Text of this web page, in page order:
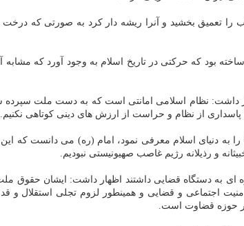
را تعمیق بخشید و آنرا ریشه دار کرد به صورتی که درخت
بود که حرکتی در تاریخ اسلام به وجود آورد که مشابه
داشت: نظام اسلامی امانتی است که به دست ملت
پاسداری از نظام و حراست از ارزش های دینی کوتاهی نکنیم.
به دنیای اسلام معرفی نمود، امام (ره) می دانست که
و رذیلانه رژیم غاصب صهیونیستی نبودیم.
ای به دستگاه قضایی داشتند اظهار داشت: ایشان حقوق
اجتماعی و قضایی و همینطور لزوم تجلی استقلال
حوزه قضاوت است.